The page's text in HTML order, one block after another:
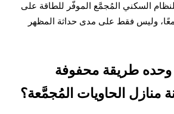
السكني المُجمَّع الموفّر للطاقة على
وليس فقط على مدى حداثة المظهر
وحده طريقة محفوفة
منازل الحاويات المُجمَّعة؟